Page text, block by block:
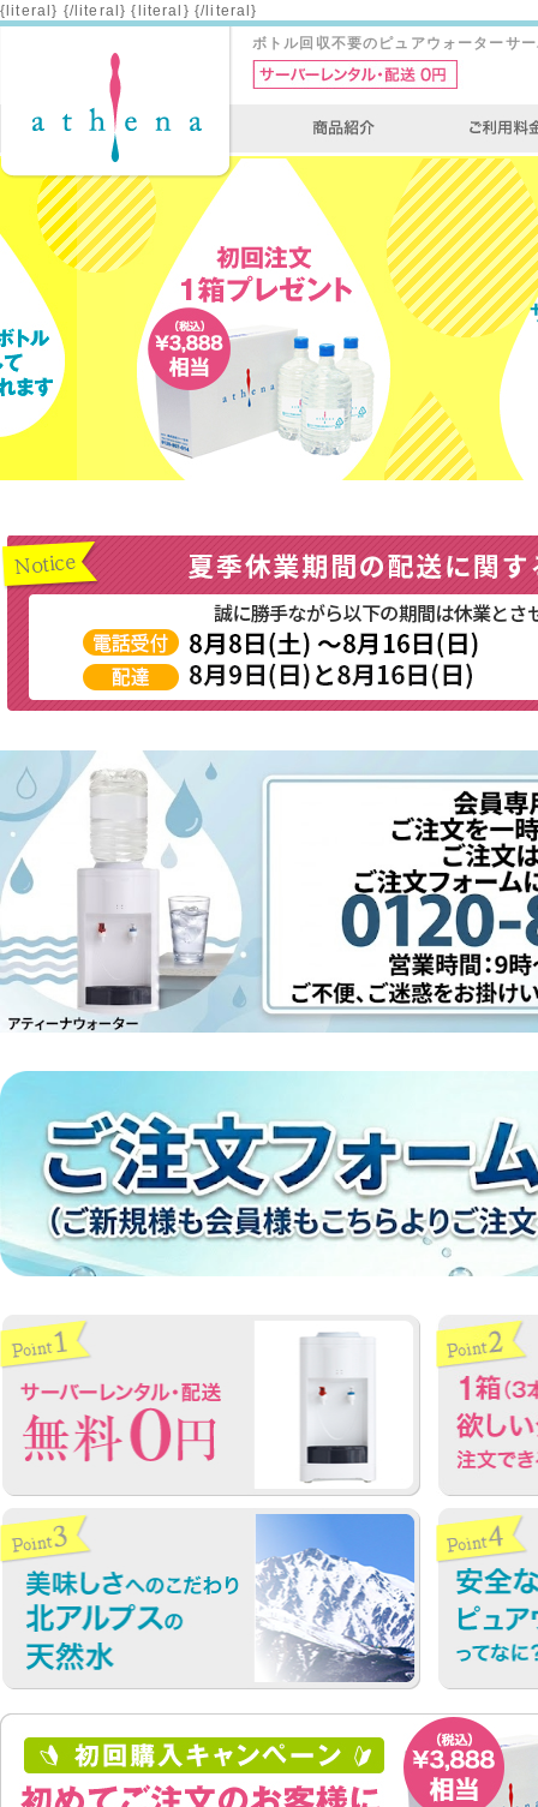
{literal} {/literal}{literal} {/literal}
ボトル回収不要のピュアウォーターサ